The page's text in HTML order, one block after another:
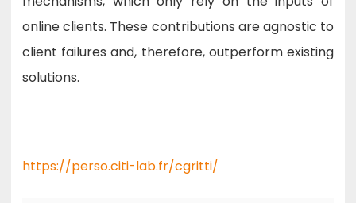
online clients. These contributions are agnostic to
client failures and, therefore, outperform existing
solutions.
https://perso.citi-lab.fr/cgritti/